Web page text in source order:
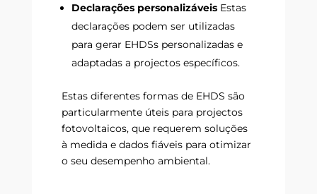
Declarações personalizáveisEstas
declarações podem ser utilizadas
para gerar EHDSs personalizadas e
adaptadas a projectos específicos.
Estas diferentes formas de EHDS são
particularmente úteis para projectos
fotovoltaicos, que requerem soluções
à medida e dados fiáveis para otimizar
o seu desempenho ambiental.